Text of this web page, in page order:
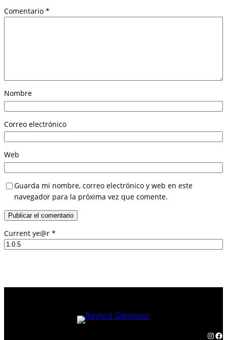
Comentario *
Nombre
Correo electrónico
Web
Guarda mi nombre, correo electrónico y web en este
navegador para la próxima vez que comente.
Current ye@r *
InstagramFacebook